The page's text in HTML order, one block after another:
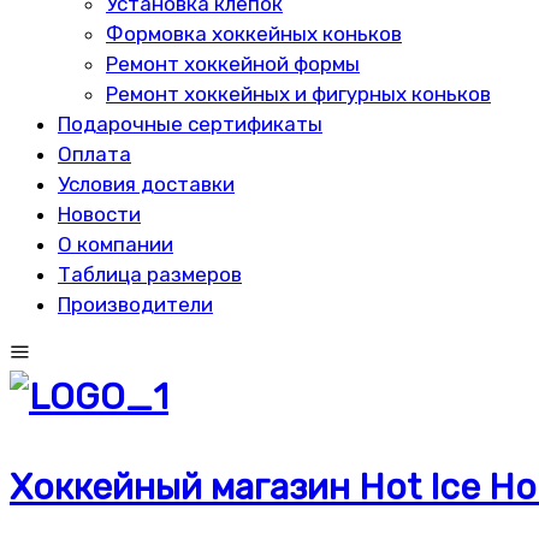
Формовка хоккейных коньков
Ремонт хоккейной формы
Ремонт хоккейных и фигурных коньков
Подарочные сертификаты
Оплата
Условия доставки
Новости
О компании
Таблица размеров
Производители
Хоккейный магазин Hot Ice